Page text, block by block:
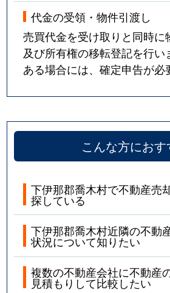
代金の受領・物件引渡し
売買代金を受け取りと同時に
及び所有権の移転登記を行い
ある場合には、確定申告が必
こんな方におす
下伊那郡喬木村で不動産売
探している
下伊那郡喬木村近隣の不動
状況について知りたい
複数の不動産会社に不動産
見積もりして比較したい